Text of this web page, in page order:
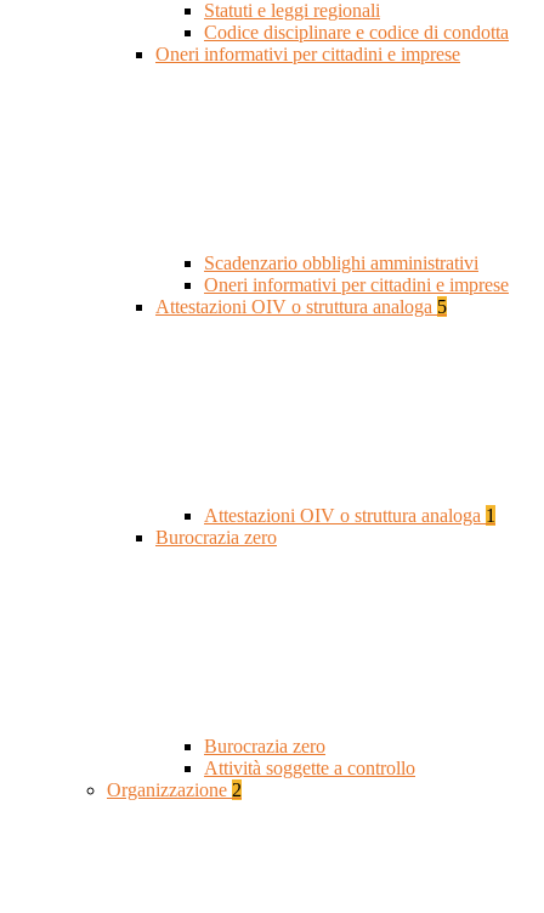
Statuti e leggi regionali
Codice disciplinare e codice di condotta
Oneri informativi per cittadini e imprese
Scadenzario obblighi amministrativi
Oneri informativi per cittadini e imprese
Attestazioni OIV o struttura analoga 5
Attestazioni OIV o struttura analoga 1
Burocrazia zero
Burocrazia zero
Attività soggette a controllo
Organizzazione 2